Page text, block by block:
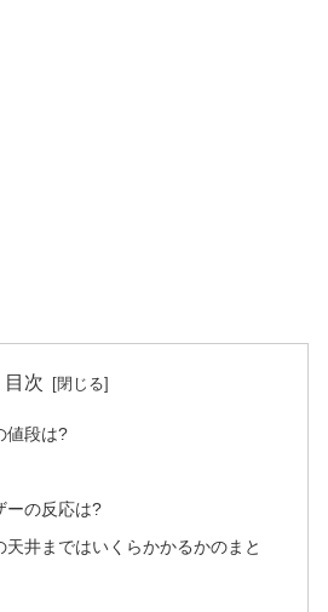
目次
値段は?
ーの反応は?
天井まではいくらかかるかのまと